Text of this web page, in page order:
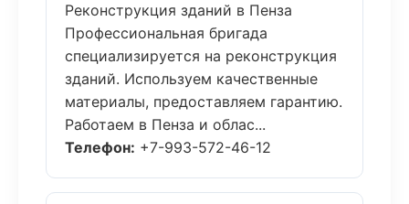
Реконструкция зданий в Пенза
Профессиональная бригада
специализируется на реконструкция
зданий. Используем качественные
материалы, предоставляем гарантию.
Работаем в Пенза и облас...
Телефон: +7-993-572-46-12